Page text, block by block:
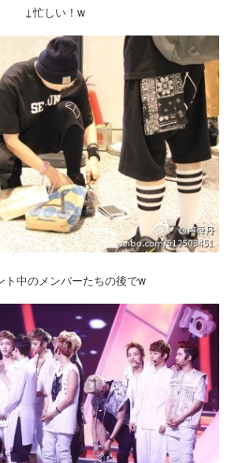
↓忙しい！w
ト中のメンバーたちの後でw